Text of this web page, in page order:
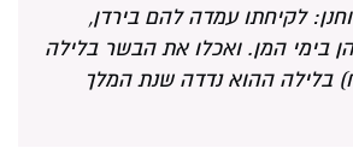
לקיחתו עמדה להם בירדן,
בימי המן. ואכלו את הבשר בלילה
בלילה ההוא נדדה שנת המלך